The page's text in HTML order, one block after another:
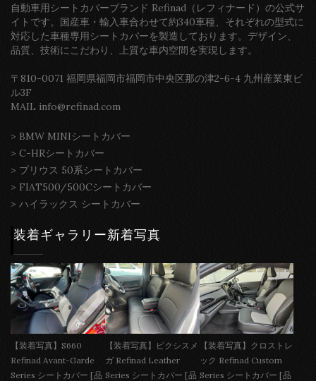
自動車用シートカバーブランド Refinad（レフィナード）の公式サ
イトです。国産車・輸入車合わせて約340車種、それぞれの型式に
対応した車種専用シートカバーを製造しております。デザイン、
品質、技術にこだわり、上質な車内空間を実現します。
〒810-0071 福岡県福岡市福岡市中央区那の津2-6-4 九州産業東ビ
ル3F
MAIL info@refinad.com
> BMW MINIシートカバー
> C-HRシートカバー
> プリウス 50系シートカバー
> FIAT500/500Cシートカバー
> ハイラックス シートカバー
装着ギャラリー新着写真
【装着写真】S660
Refinad Avant-Garde
Series シートカバー [品
【装着写真】ピクシスメ
ガ Refinad Leather
Series シートカバー [品
【装着写真】クロストレ
ック Refinad Custom
Series シートカバー [品